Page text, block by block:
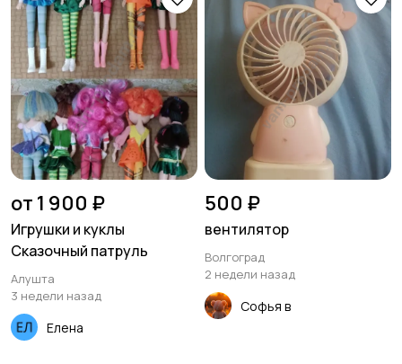
от 1 900 ₽
Игрушки и куклы
Сказочный патруль
Алушта
3 недели назад
Елена
500 ₽
вентилятор
Волгоград
2 недели назад
Софья в